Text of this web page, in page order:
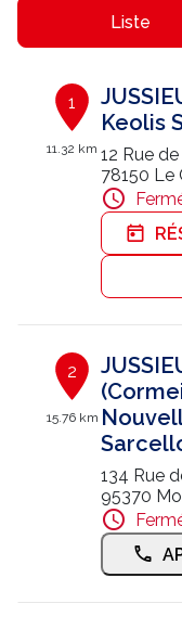
E-paiement
Une question ?
Nous contacter
Trouver un centre
Liste
1
11.32 km
Keolis
12 Rue
78150 Le
2
15.76 km
134 Rue
95370